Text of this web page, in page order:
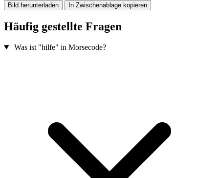
Bild herunterladen In Zwischenablage kopieren
Häufig gestellte Fragen
Was ist "hilfe" in Morsecode?